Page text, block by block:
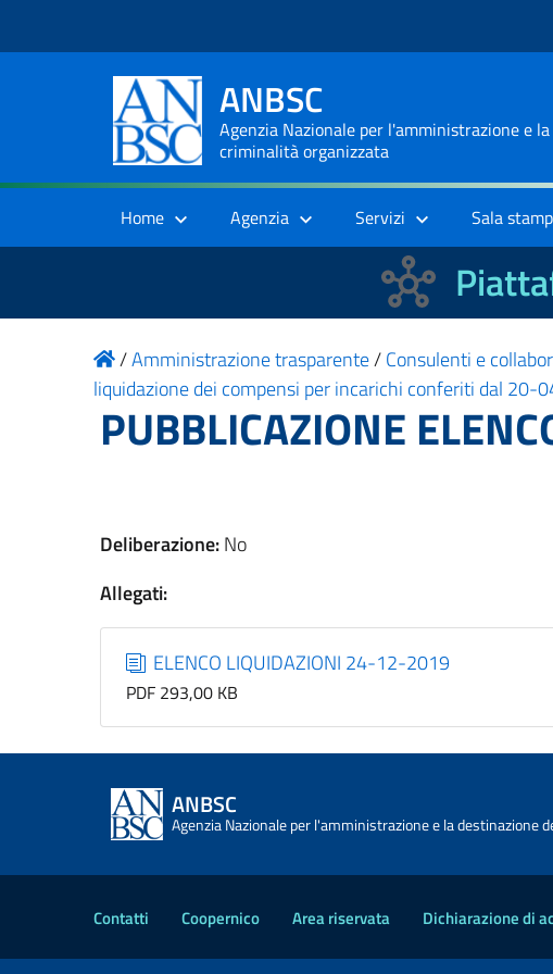
ANBSC
Agenzia Nazionale per l'amministrazione e
criminalità organizzata
Home Agenzia Servizi Sala
/Amministrazione trasparente/Consulenti e
liquidazione dei compensi per incarichi conferiti dal 20-
PUBBLICAZIONE
Deliberazione:No
Allegati:
ELENCO LIQUIDAZIONI 24-12-2019
PDF 293,00 KB
ANBSC
Agenzia Nazionale per l'amministrazione e la
Contatti Coopernico Area riservata Dichiarazione di